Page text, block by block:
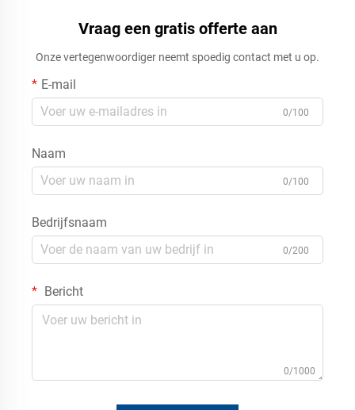
Vraag een gratis offerte aan
Onze vertegenwoordiger neemt spoedig contact met u op.
E-mail
0/100
Naam
0/100
Bedrijfsnaam
0/200
Bericht
0/1000